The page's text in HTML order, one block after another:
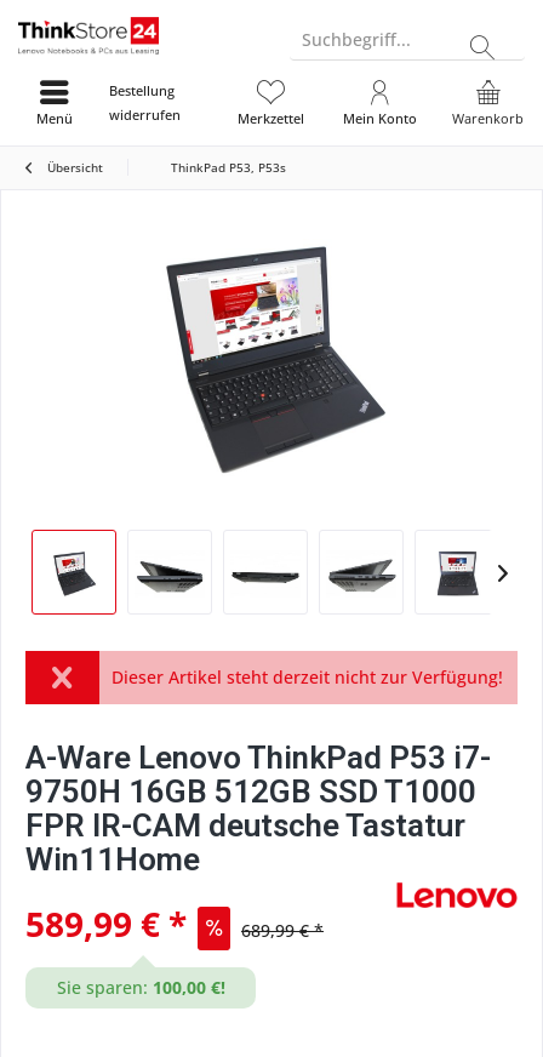
Suchbegriff...
Bestellung
widerrufen
Warenkorb
Merkzettel Mein Konto
Menü
Übersicht ThinkPad P53, P53s
Dieser Artikel steht derzeit nicht zur Verfügung!
A-Ware Lenovo ThinkPad P53 i7-
9750H 16GB 512GB SSD T1000
FPR IR-CAM deutsche Tastatur
Win11Home
589,99 € * 689,99 € *
Sie sparen: 100,00 €!